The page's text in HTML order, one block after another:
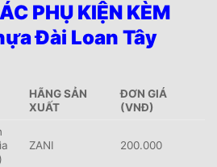
PHỤ KIỆN KÈM
Đài Loan Tây
HÃNG SẢN
XUẤT
ĐƠN GIÁ
(VNĐ)
ZANI 200.000